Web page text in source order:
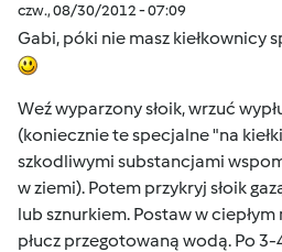
czw., 08/30/2012 - 07:09
Gabi, póki nie masz kiełkownicy
Weź wyparzony słoik, wrzuć
(koniecznie te specjalne "na
szkodliwymi substancjami
w ziemi). Potem przykryj słoik
lub sznurkiem. Postaw w
płucz przegotowaną wodą. Po